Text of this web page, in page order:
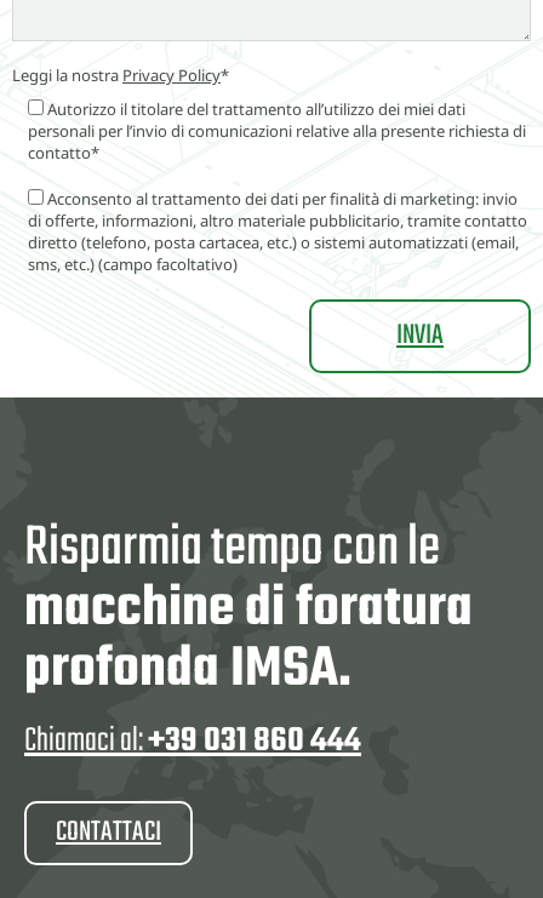
Leggi la nostra Privacy Policy*
Autorizzo il titolare del trattamento all’utilizzo dei miei dati
personali per l’invio di comunicazioni relative alla presente richiesta di
contatto*
Acconsento al trattamento dei dati per finalità di marketing: invio
di offerte, informazioni, altro materiale pubblicitario, tramite contatto
diretto (telefono, posta cartacea, etc.) o sistemi automatizzati (email,
sms, etc.) (campo facoltativo)
Risparmia tempo con le
macchine di foratura
profonda IMSA.
Chiamaci al:+39 031 860 444
CONTATTACI